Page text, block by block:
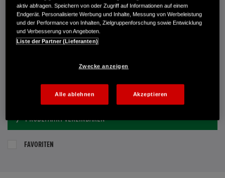
0341 - 600 77 0
Route planen
Händlerbestand anzeigen
E-MAIL-ANFRAGE
PROBEFAHRT VEREINBAREN
FAVORITEN
aktiv abfragen. Speichern von oder Zugriff auf Informationen auf einem
Endgerät. Personalisierte Werbung und Inhalte, Messung von Werbeleistung
und der Performance von Inhalten, Zielgruppenforschung sowie Entwicklung
und Verbesserung von Angeboten.
Liste der Partner (Lieferanten)
Zwecke anzeigen
Alle ablehnen Akzeptieren